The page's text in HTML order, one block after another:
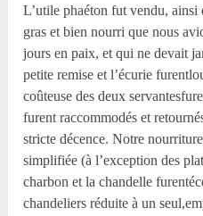
L’utile phaéton fut vendu,
gras et bien nourri que nous
jours en paix, et qui ne devait
petite remise et l’écurie
coûteuse des deux
furent raccommodés et
stricte décence. Notre
simplifiée (à l’exception des
charbon et la chandelle
chandeliers réduite à un